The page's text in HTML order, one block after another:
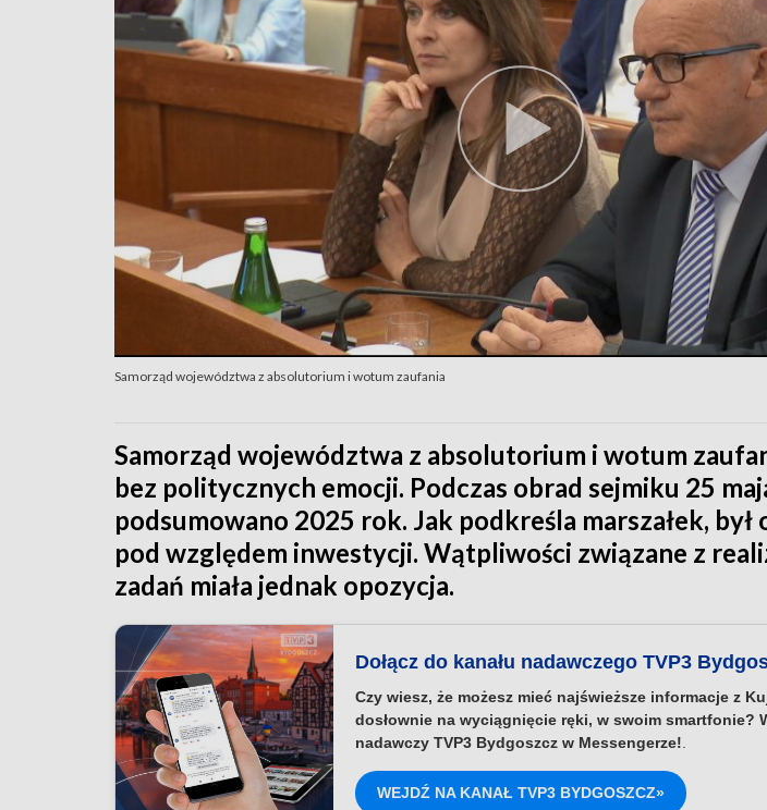
Samorząd województwa z absolutorium i wotum zaufania
Samorząd województwa z absolutorium i wotum
bez politycznych emocji. Podczas obrad sejmiku 25
podsumowano 2025 rok. Jak podkreśla marszałek,
pod względem inwestycji. Wątpliwości związane z
zadań miała jednak opozycja.
Dołącz do kanału nadawczego TVP3
Czy wiesz, że możesz mieć najświeższe informacje z
dosłownie na wyciągnięcie ręki, w swoim smartfonie?
nadawczy TVP3 Bydgoszcz w Messengerze!.
WEJDŹ NA KANAŁ TVP3 BYDGOSZCZ»